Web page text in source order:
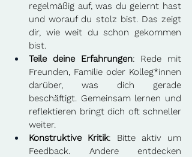
regelmäßig auf, was du gelernt hast
und worauf du stolz bist. Das zeigt
dir, wie weit du schon gekommen
bist.
Teile deine Erfahrungen: Rede mit
Freunden, Familie oder Kolleg*innen
darüber, was dich gerade
beschäftigt. Gemeinsam lernen und
reflektieren bringt dich oft schneller
weiter.
Konstruktive Kritik: Bitte aktiv um
Feedback. Andere entdecken